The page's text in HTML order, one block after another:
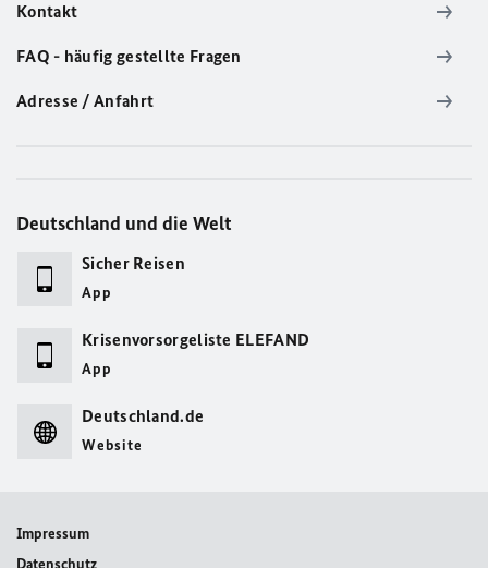
Kontakt
FAQ - häufig gestellte Fragen
Adresse / Anfahrt
Deutschland und die Welt
Sicher Reisen
App
Krisenvorsorgeliste ELEFAND
App
Deutschland.de
Website
Impressum
Datenschutz